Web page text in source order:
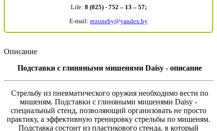
Life: 8 (025) - 752 – 13 – 57;
E-mail: rezoneby@yandex.by
Описание
Подставки с глиняными мишенями Daisy - описание
Стрельбу из пневматического оружия необходимо вести по
мишеням. Подставки с глиняными мишенями Daisy -
специальный стенд, позволяющий организовать не просто
практику, а эффективную тренировку стрельбы по мишеням.
Подставка состоит из пластикового стенда, в который